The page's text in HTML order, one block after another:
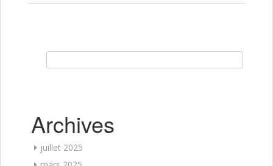
Archives
juillet 2025